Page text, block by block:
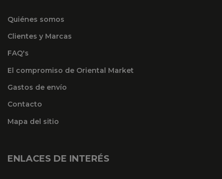
Quiénes somos
Clientes y Marcas
FAQ's
El compromiso de Oriental Market
Gastos de envío
Contacto
Mapa del sitio
ENLACES DE INTERÉS